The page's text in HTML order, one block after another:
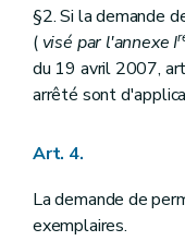
§2. Si la demande
( visé par l'annexe I
du 19 avril 2007,
arrêté sont
Art. 4.
La demande de
exemplaires.